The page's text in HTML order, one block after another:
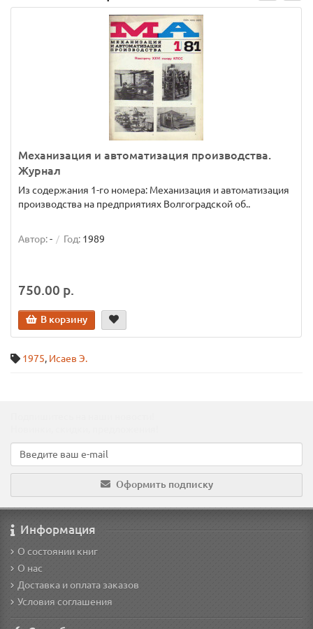
Механизация и автоматизация производства.
Журнал
Из содержания 1-го номера: Механизация и автоматизация
производства на предприятиях Волгоградской об..
Автор:- Год: 1989
750.00 р.
В корзину
1975, Исаев Э.
Оформить подписку
Информация
О состоянии книг
О нас
Доставка и оплата заказов
Условия соглашения